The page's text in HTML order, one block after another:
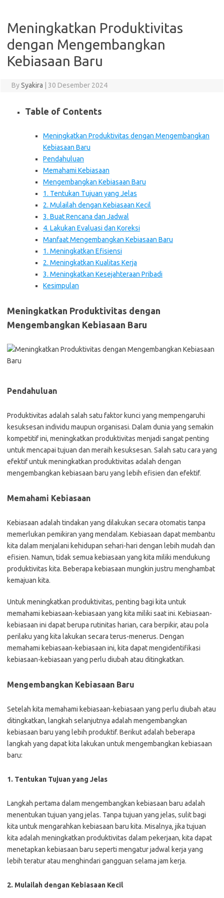
Meningkatkan Produktivitas
dengan Mengembangkan
Kebiasaan Baru
BySyakira 30 Desember 2024
Table of Contents
Meningkatkan Produktivitas dengan Mengembangkan
Kebiasaan Baru
Pendahuluan
Memahami Kebiasaan
Mengembangkan Kebiasaan Baru
1. Tentukan Tujuan yang Jelas
2. Mulailah dengan Kebiasaan Kecil
3. Buat Rencana dan Jadwal
4. Lakukan Evaluasi dan Koreksi
Manfaat Mengembangkan Kebiasaan Baru
1. Meningkatkan Efisiensi
2. Meningkatkan Kualitas Kerja
3. Meningkatkan Kesejahteraan Pribadi
Kesimpulan
Meningkatkan Produktivitas dengan
Mengembangkan Kebiasaan Baru
Pendahuluan
Produktivitas adalah salah satu faktor kunci yang mempengaruhi
kesuksesan individu maupun organisasi. Dalam dunia yang semakin
kompetitif ini, meningkatkan produktivitas menjadi sangat penting
untuk mencapai tujuan dan meraih kesuksesan. Salah satu cara yang
efektif untuk meningkatkan produktivitas adalah dengan
mengembangkan kebiasaan baru yang lebih efisien dan efektif.
Memahami Kebiasaan
Kebiasaan adalah tindakan yang dilakukan secara otomatis tanpa
memerlukan pemikiran yang mendalam. Kebiasaan dapat membantu
kita dalam menjalani kehidupan sehari-hari dengan lebih mudah dan
efisien. Namun, tidak semua kebiasaan yang kita miliki mendukung
produktivitas kita. Beberapa kebiasaan mungkin justru menghambat
kemajuan kita.
Untuk meningkatkan produktivitas, penting bagi kita untuk
memahami kebiasaan-kebiasaan yang kita miliki saat ini. Kebiasaan-
kebiasaan ini dapat berupa rutinitas harian, cara berpikir, atau pola
perilaku yang kita lakukan secara terus-menerus. Dengan
memahami kebiasaan-kebiasaan ini, kita dapat mengidentifikasi
kebiasaan-kebiasaan yang perlu diubah atau ditingkatkan.
Mengembangkan Kebiasaan Baru
Setelah kita memahami kebiasaan-kebiasaan yang perlu diubah atau
ditingkatkan, langkah selanjutnya adalah mengembangkan
kebiasaan baru yang lebih produktif. Berikut adalah beberapa
langkah yang dapat kita lakukan untuk mengembangkan kebiasaan
baru:
1. Tentukan Tujuan yang Jelas
Langkah pertama dalam mengembangkan kebiasaan baru adalah
menentukan tujuan yang jelas. Tanpa tujuan yang jelas, sulit bagi
kita untuk mengarahkan kebiasaan baru kita. Misalnya, jika tujuan
kita adalah meningkatkan produktivitas dalam pekerjaan, kita dapat
menetapkan kebiasaan baru seperti mengatur jadwal kerja yang
lebih teratur atau menghindari gangguan selama jam kerja.
2. Mulailah dengan Kebiasaan Kecil